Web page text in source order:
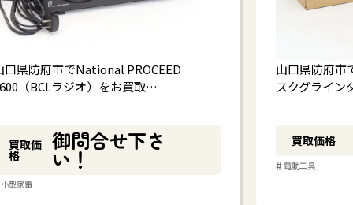
口県防府市でNational PROCEED
（BCLラジオ）をお買取…
買取価
格
御問合せ下さ
い！
小型家電
山口県防府市
スクグライン
買取価格
# 電動工具